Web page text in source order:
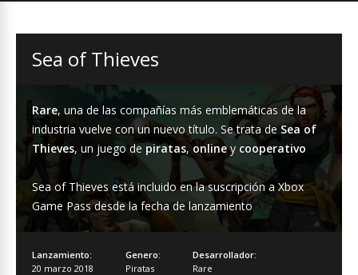
Sea of Thieves
Rare, una de las compañías más emblemáticas de la
industria vuelve con un nuevo título. Se trata de Sea of
Thieves, un juego depiratas, onliney cooperativo
Sea of Thieves está incluido en la suscripción a Xbox
Game Pass desde la fecha de lanzamiento
Lanzamiento:
20 marzo 2018
Genero:
Piratas
Desarrollador:
Rare